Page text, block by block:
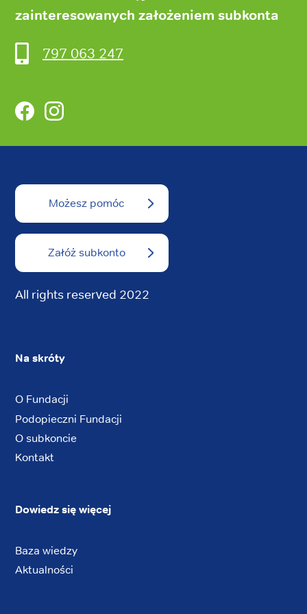
zainteresowanych założeniem subkonta
797 063 247
FacebookInstagram
Możesz pomóc
Załóż subkonto
All rights reserved 2022
Na skróty
O Fundacji
Podopieczni Fundacji
O subkoncie
Kontakt
Dowiedz się więcej
Baza wiedzy
Aktualności